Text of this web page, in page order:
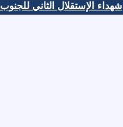
شهداء الإستقلال الثاني للجنوب